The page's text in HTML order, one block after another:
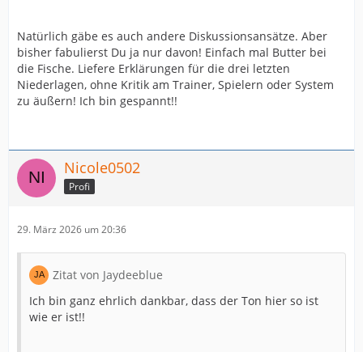
Natürlich gäbe es auch andere Diskussionsansätze. Aber
bisher fabulierst Du ja nur davon! Einfach mal Butter bei
die Fische. Liefere Erklärungen für die drei letzten
Niederlagen, ohne Kritik am Trainer, Spielern oder System
zu äußern! Ich bin gespannt!!
Nicole0502
Profi
29. März 2026 um 20:36
Zitat von Jaydeeblue
Ich bin ganz ehrlich dankbar, dass der Ton hier so ist
wie er ist!!